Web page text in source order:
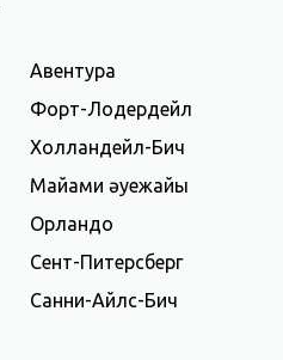
Авентура
Форт-Лодердейл
Холландейл-Бич
Майами әуежайы
Орландо
Сент-Питерсберг
Санни-Айлс-Бич